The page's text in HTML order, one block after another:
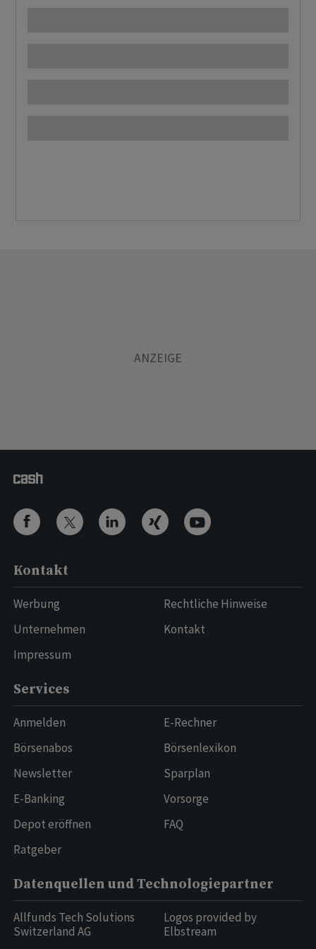
Kontakt
Werbung
Unternehmen
Impressum
Rechtliche Hinweise
Kontakt
Services
Anmelden
Börsenabos
Newsletter
E-Banking
Depot eröffnen
Ratgeber
E-Rechner
Börsenlexikon
Sparplan
Vorsorge
FAQ
Datenquellen und Technologiepartner
Allfunds Tech Solutions
Switzerland AG
Logos provided by
Elbstream